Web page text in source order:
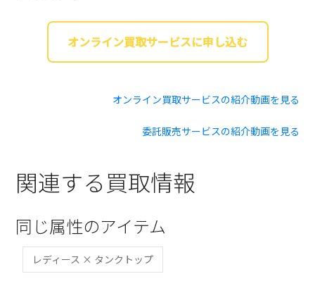
オンライン買取サービスに申し込む
オンライン買取サービスの紹介動画を見る
委託販売サービスの紹介動画を見る
関連する買取情報
同じ属性のアイテム
レディース × タンクトップ